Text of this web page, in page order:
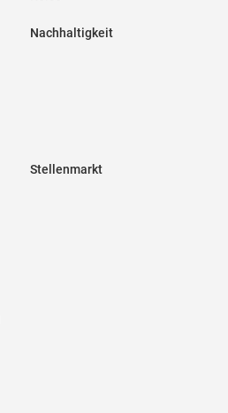
Nachhaltigkeit
Stellenmarkt